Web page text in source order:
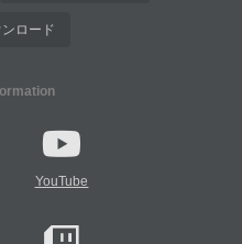
ロード
YouTube